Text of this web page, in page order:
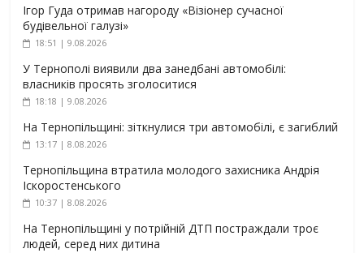
Ігор Гуда отримав нагороду «Візіонер сучасної
будівельної галузі»
18:51 | 9.08.2026
У Тернополі виявили два занедбані автомобілі:
власників просять зголоситися
18:18 | 9.08.2026
На Тернопільщині: зіткнулися три автомобілі, є загиблий
13:17 | 8.08.2026
Тернопільщина втратила молодого захисника Андрія
Іскоростенського
10:37 | 8.08.2026
На Тернопільщині у потрійній ДТП постраждали троє
людей, серед них дитина